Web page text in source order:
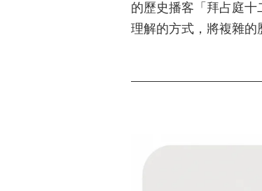
的歷史播客「拜占庭
理解的方式，將複雜